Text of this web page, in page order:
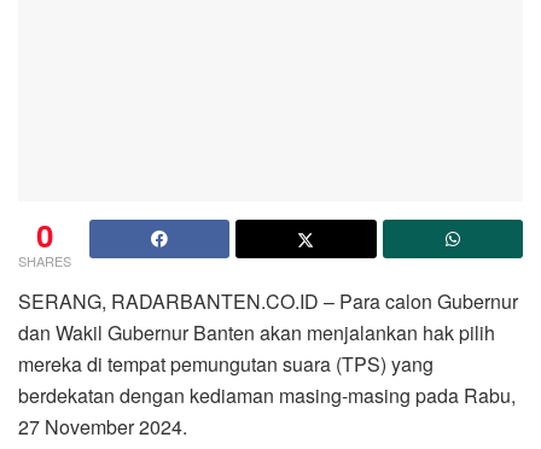
0
SHARES
SERANG, RADARBANTEN.CO.ID – Para calon Gubernur
dan Wakil Gubernur Banten akan menjalankan hak pilih
mereka di tempat pemungutan suara (TPS) yang
berdekatan dengan kediaman masing-masing pada Rabu,
27 November 2024.